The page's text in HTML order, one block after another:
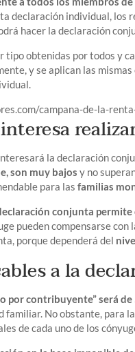
declaración individual, los
hacer la declaración
tipo obtenidas por todos y
y se aplican las
campana-de-la-
la declaración
son muy bajos y no
para lasfamilias
conjunta permite
pueden compensarse
porque dependerá del
a la
por contribuyente” será
familiar. No obstante, para
de cada uno de los